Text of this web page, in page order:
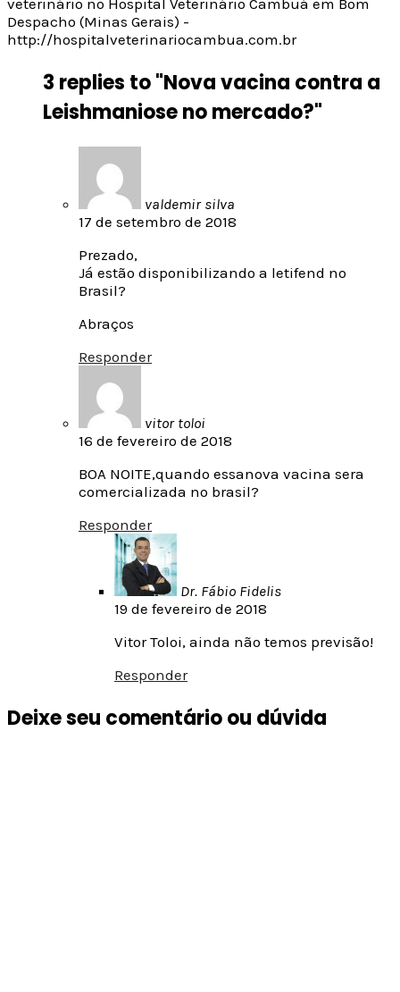
Despacho (Minas Gerais) -
http://hospitalveterinariocambua.com.br
3 replies to "Nova vacina contra a
Leishmaniose no mercado?"
valdemir silva
17 de setembro de 2018
Prezado,
Já estão disponibilizando a letifend no
Brasil?
Abraços
Responder
vitor toloi
16 de fevereiro de 2018
BOA NOITE,quando essanova vacina sera
comercializada no brasil?
Responder
Dr. Fábio Fidelis
19 de fevereiro de 2018
Vitor Toloi, ainda não temos previsão!
Responder
Deixe seu comentário ou dúvida